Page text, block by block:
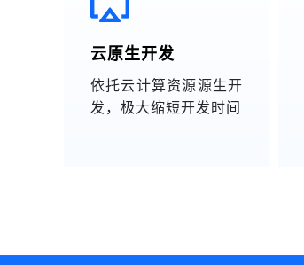
云原生开发
依托云计算资源源生开
发，极大缩短开发时间